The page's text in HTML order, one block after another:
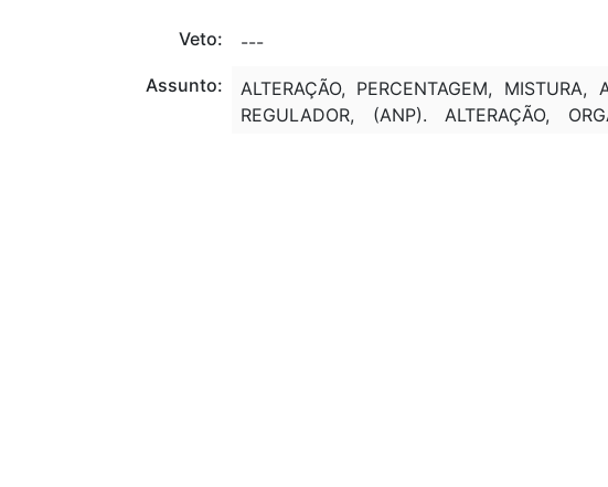
Veto:
---
Assunto:
ALTERAÇÃO, PERCENTAGEM,
REGULADOR, (ANP). ALTERAÇÃO,